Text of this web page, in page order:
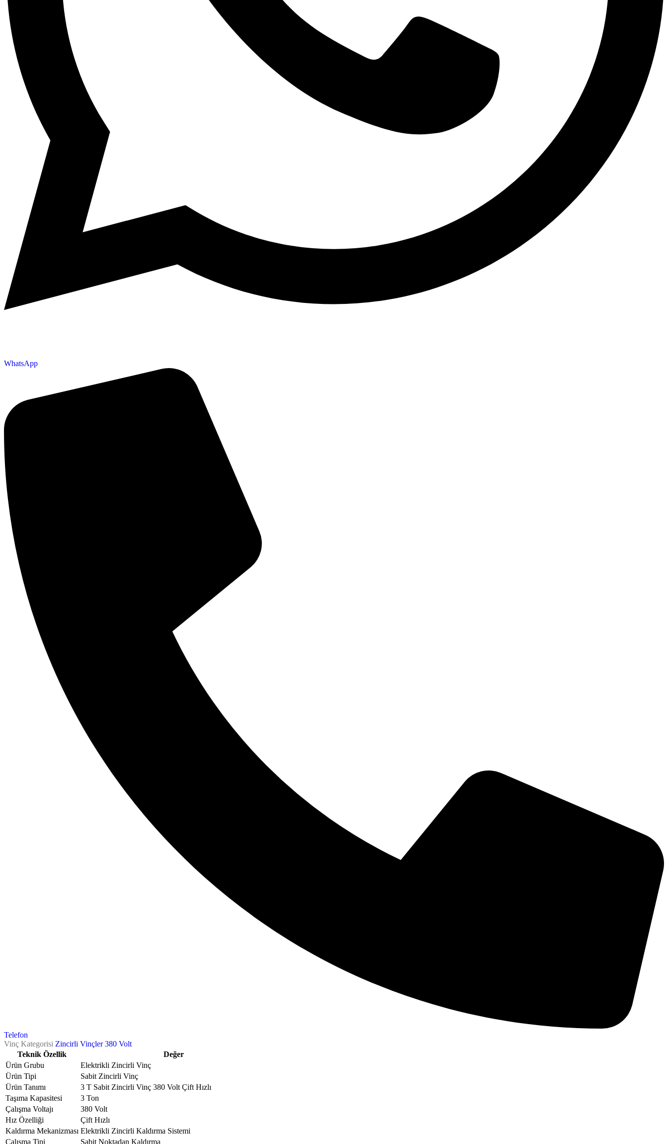
WhatsApp
Telefon
Vinç Kategorisi Zincirli Vinçler 380 Volt
Teknik Özellik
Değer
Ürün Grubu
Elektrikli Zincirli Vinç
Ürün Tipi
Sabit Zincirli Vinç
Ürün Tanımı
3 T Sabit Zincirli Vinç 380 Volt Çift Hızlı
Taşıma Kapasitesi
3 Ton
Çalışma Voltajı
380 Volt
Hız Özelliği
Çift Hızlı
Kaldırma Mekanizması Elektrikli Zincirli Kaldırma Sistemi
Çalışma Tipi
Sabit Noktadan Kaldırma